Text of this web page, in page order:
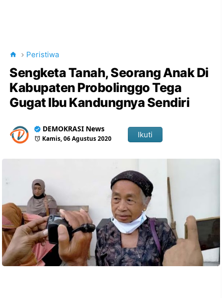
Peristiwa
Sengketa Tanah, Seorang Anak Di
Kabupaten Probolinggo Tega
Gugat Ibu Kandungnya Sendiri
DEMOKRASI News
Kamis, 06 Agustus 2020 Ikuti